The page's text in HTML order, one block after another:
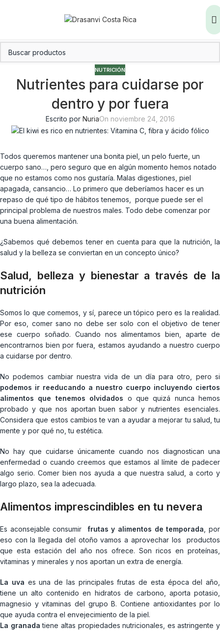
NUTRICIÓN
Nutrientes para cuidarse por
dentro y por fuera
Escrito por NuriaOn noviembre 24, 2016
Todos queremos mantener una bonita piel, un pelo fuerte, un
cuerpo sano…, pero seguro que en algún momento hemos notado
que no estamos como nos gustaría. Malas digestiones, piel
apagada, cansancio… Lo primero que deberíamos hacer es un
repaso de qué tipo de hábitos tenemos, porque puede ser el
principal problema de nuestros males. Todo debe comenzar por
una buena alimentación.
¿Sabemos qué debemos tener en cuenta para que la nutrición, la
salud y la belleza se conviertan en un concepto único?
Salud, belleza y bienestar a través de la
nutrición
Somos lo que comemos, y sí, parece un tópico pero es la realidad.
Por eso, comer sano no debe ser solo con el objetivo de tener
ese cuerpo soñado. Cuando nos alimentamos bien, aparte de
encontrarnos bien por fuera, estamos ayudando a nuestro cuerpo
a cuidarse por dentro.
No podemos cambiar nuestra vida de un día para otro, pero si
podemos ir reeducando a nuestro cuerpo incluyendo ciertos
alimentos que tenemos olvidados o que quizá nunca hemos
probado y que nos aportan buen sabor y nutrientes esenciales.
Considera que estos cambios te van a ayudar a mejorar tu salud, tu
mente y por qué no, tu estética.
No hay que cuidarse únicamente cuando nos diagnostican una
enfermedad o cuando creemos que estamos al límite de padecer
algo serio. Comer bien nos ayuda a que nuestra salud, a corto y
largo plazo, sea la adecuada.
Alimentos imprescindibles en tu nevera
Es aconsejable consumir frutas y alimentos de temporada , por
eso con la llegada del otoño vamos a aprovechar los productos
que esta estación del año nos ofrece. Son ricos en proteínas,
vitaminas y minerales y nos aportan un extra de energía.
La uva es una de las principales frutas de esta época del año,
tiene un alto contenido en hidratos de carbono, aporta potasio,
magnesio y vitaminas del grupo B. Contiene antioxidantes por lo
que ayuda contra el envejecimiento de la piel.
La granada tiene altas propiedades nutricionales, es astringente y